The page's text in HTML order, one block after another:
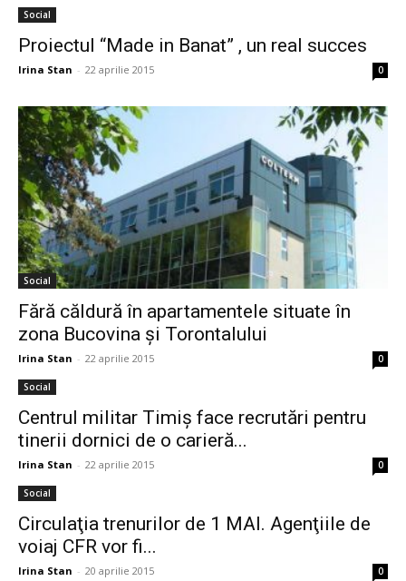
Social
Proiectul “Made in Banat” , un real succes
Irina Stan - 22 aprilie 2015 0
Social
Fără căldură în apartamentele situate în
zona Bucovina și Torontalului
Irina Stan - 22 aprilie 2015 0
Social
Centrul militar Timiș face recrutări pentru
tinerii dornici de o carieră...
Irina Stan - 22 aprilie 2015 0
Social
Circulaţia trenurilor de 1 MAI. Agenţiile de
voiaj CFR vor fi...
Irina Stan - 20 aprilie 2015 0